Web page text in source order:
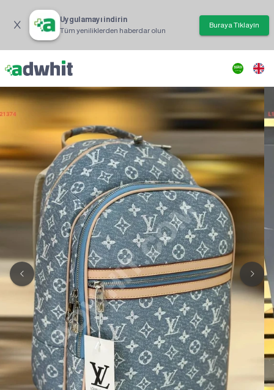
Uygulamayı indirin
Tüm yeniliklerden haberdar olun
Buraya Tıklayın